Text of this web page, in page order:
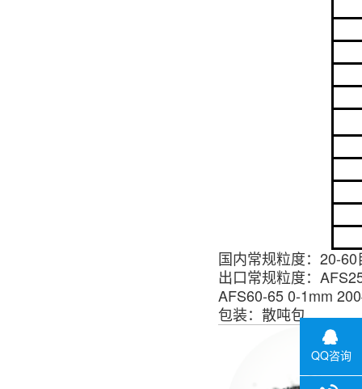
国内常规粒度： 20-60
出口常规粒度：
AFS60-65 0-1mm
包装：散吨包
QQ咨询